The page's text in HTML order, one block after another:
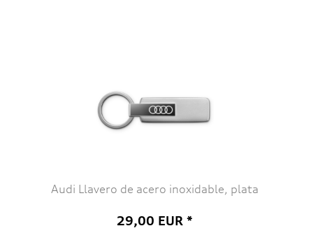
Audi Llavero de acero inoxidable, plata
29,00 EUR *